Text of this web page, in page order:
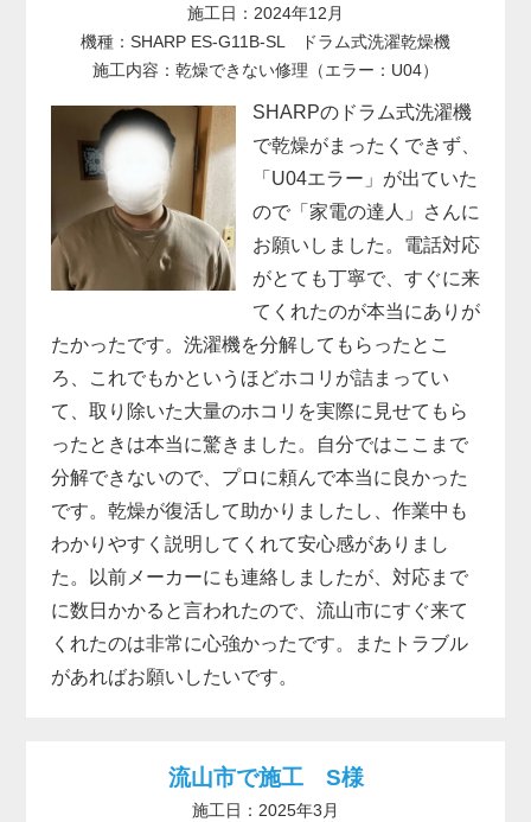
施工日：2024年12月
機種：SHARP ES-G11B-SL ドラム式洗濯乾燥機
施工内容：乾燥できない修理（エラー：U04）
SHARPのドラム式洗濯機
で乾燥がまったくできず、
「U04エラー」が出ていた
ので「家電の達人」さんに
お願いしました。電話対応
がとても丁寧で、すぐに来
てくれたのが本当にありが
たかったです。洗濯機を分解してもらったとこ
ろ、これでもかというほどホコリが詰まってい
て、取り除いた大量のホコリを実際に見せてもら
ったときは本当に驚きました。自分ではここまで
分解できないので、プロに頼んで本当に良かった
です。乾燥が復活して助かりましたし、作業中も
わかりやすく説明してくれて安心感がありまし
た。以前メーカーにも連絡しましたが、対応まで
に数日かかると言われたので、流山市にすぐ来て
くれたのは非常に心強かったです。またトラブル
があればお願いしたいです。
流山市で施工 S様
施工日：2025年3月